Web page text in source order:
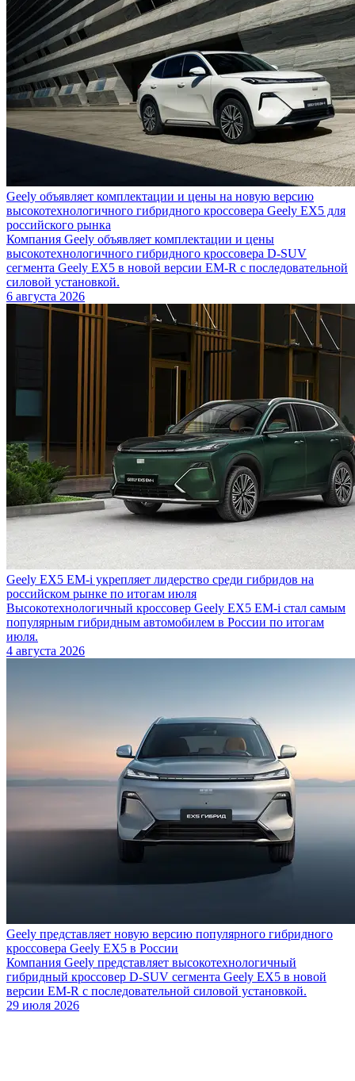
Geely объявляет комплектации и цены на новую версию
высокотехнологичного гибридного кроссовера Geely EX5 для
российского рынка
Компания Geely объявляет комплектации и цены
высокотехнологичного гибридного кроссовера D-SUV
сегмента Geely EX5 в новой версии EM-R с последовательной
силовой установкой.
6 августа 2026
Geely EX5 EM-i укрепляет лидерство среди гибридов на
российском рынке по итогам июля
Высокотехнологичный кроссовер Geely EX5 EM-i стал самым
популярным гибридным автомобилем в России по итогам
июля.
4 августа 2026
Geely представляет новую версию популярного гибридного
кроссовера Geely EX5 в России
Компания Geely представляет высокотехнологичный
гибридный кроссовер D-SUV сегмента Geely EX5 в новой
версии EM-R с последовательной силовой установкой.
29 июля 2026